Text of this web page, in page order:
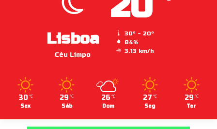
Lisboa
Céu Limpo
30º - 20º
84%
3.13 km/h
30 ℃
Sex
29 ℃
Sáb
26 ℃
Dom
27 ℃
Seg
29 ℃
Ter